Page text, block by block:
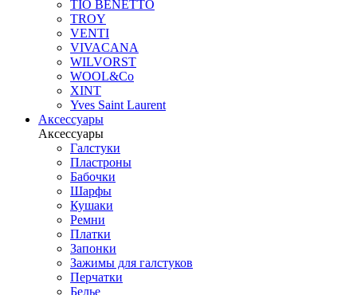
TIO BENETTO
TROY
VENTI
VIVACANA
WILVORST
WOOL&Co
XINT
Yves Saint Laurent
Аксессуары
Аксессуары
Галстуки
Пластроны
Бабочки
Шарфы
Кушаки
Ремни
Платки
Запонки
Зажимы для галстуков
Перчатки
Белье